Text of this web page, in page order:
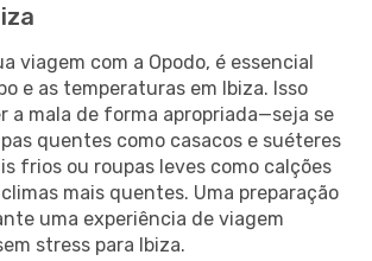
viagem com a Opodo, é essencial
e as temperaturas em Ibiza. Isso
a mala de forma apropriada—seja se
quentes como casacos e suéteres
frios ou roupas leves como calções
mais quentes. Uma preparação
uma experiência de viagem
stress para Ibiza.